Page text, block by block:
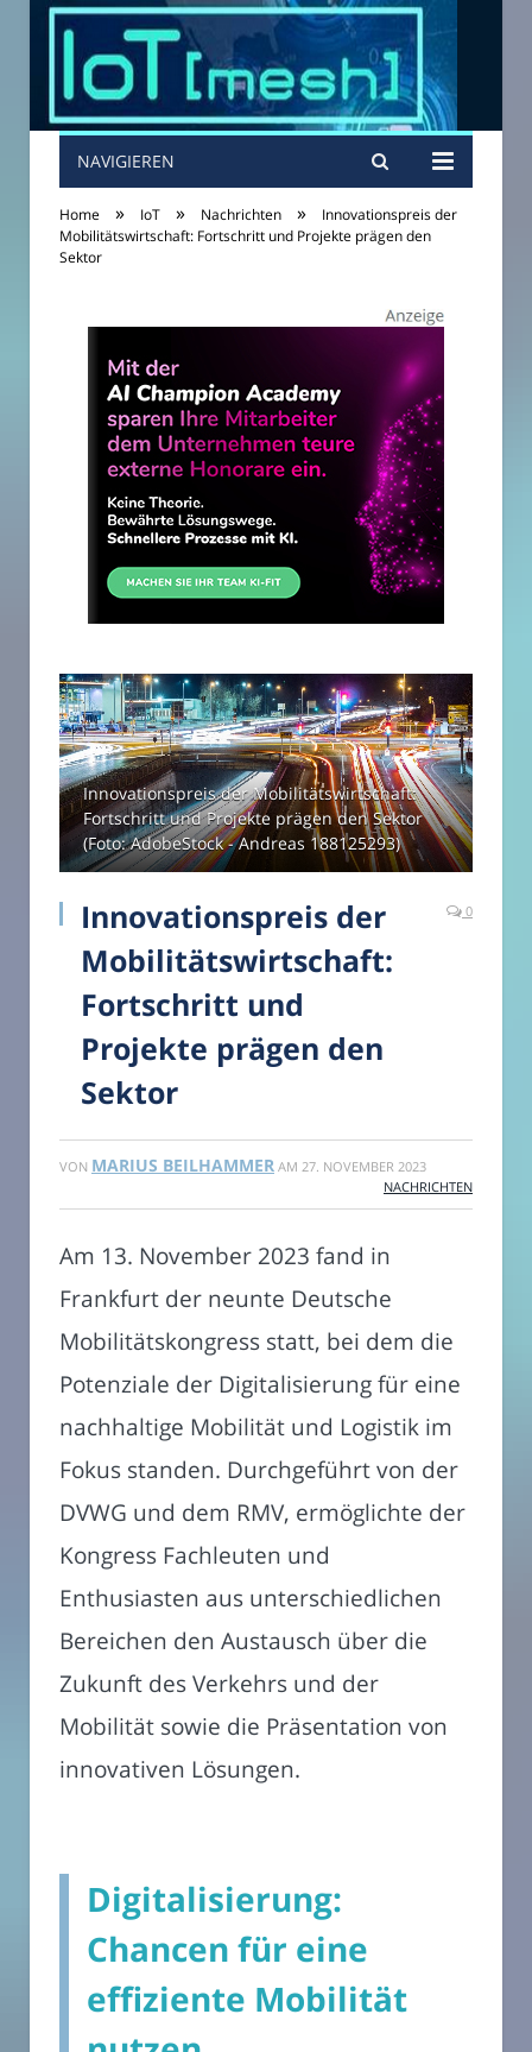
NAVIGIEREN
Home » IoT » Nachrichten »
Innovationspreis der
Mobilitätswirtschaft: Fortschritt und Projekte prägen den
Sektor
Innovationspreis der Mobilitätswirtschaft:
Fortschritt und Projekte prägen den Sektor
(Foto: AdobeStock - Andreas 188125293)
Innovationspreis der
Mobilitätswirtschaft:
Fortschritt und
Projekte prägen den
Sektor
0
VON MARIUS BEILHAMMER AM 27. NOVEMBER 2023
NACHRICHTEN
Am 13. November 2023 fand in
Frankfurt der neunte Deutsche
Mobilitätskongress statt, bei dem die
Potenziale der Digitalisierung für eine
nachhaltige Mobilität und Logistik im
Fokus standen. Durchgeführt von der
DVWG und dem RMV, ermöglichte der
Kongress Fachleuten und
Enthusiasten aus unterschiedlichen
Bereichen den Austausch über die
Zukunft des Verkehrs und der
Mobilität sowie die Präsentation von
innovativen Lösungen.
Digitalisierung:
Chancen für eine
effiziente Mobilität